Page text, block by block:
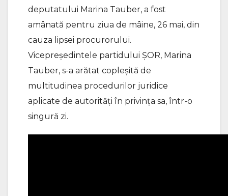
deputatului Marina Tauber, a fost
amânată pentru ziua de mâine, 26 mai, din
cauza lipsei procurorului.
Vicepreședintele partidului ȘOR, Marina
Tauber, s-a arătat copleșită de
multitudinea procedurilor juridice
aplicate de autorități în privința sa, într-o
singură zi.